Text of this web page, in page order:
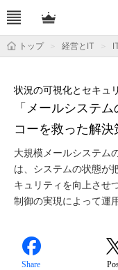
トップ 経営とIT
「メールシステ
コーを救った解決
状況の可視化とセキュ
大規模メールシステム
は、システムの状態が
キュリティを向上させ
制御の実現によって運
Share